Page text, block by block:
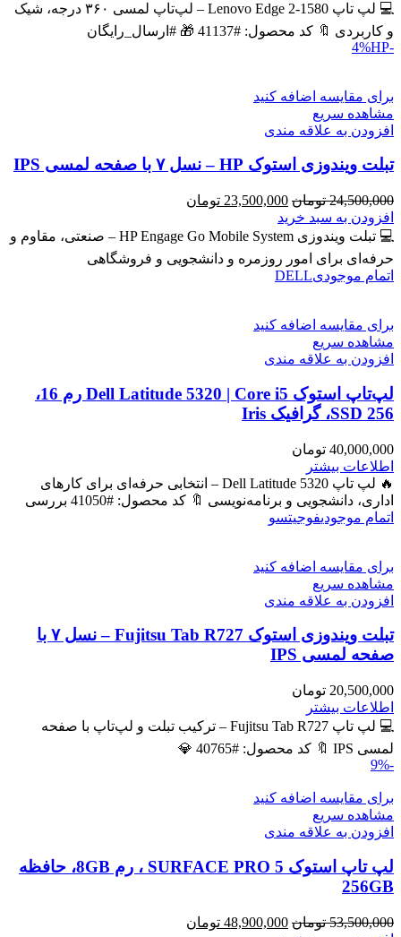
43,600,000 تومان
39,900,000 تومان
است.
💻 لپ تاپ Lenovo Edge 2-1580 – لپ‌تاپ لمسی ۳۶۰ درجه، شیک
و کاربردی 🔖 کد محصول: #41137 🎁 #ارسال_رایگان
-4%
HP
برای مقایسه اضافه کنید
مشاهده سریع
افزودن به علاقه مندی
تبلت ویندوزی استوک HP – نسل ۷ با صفحه لمسی IPS
24,500,000 تومان قیمت
اصلی
24,500,000 تومان
23,500,000 تومان
23,500,000 تومان
افزودن به سبد خرید
💻 تبلت ویندوزی HP Engage Go Mobile System – صنعتی، مقاوم و
حرفه‌ای برای امور روزمره و دانشجویی و فروشگاهی
اتمام موجودیDELL
برای مقایسه اضافه کنید
مشاهده سریع
افزودن به علاقه مندی
لپ‌تاپ استوک Dell Latitude 5320 | Core i5 رم 16،
SSD 256، گرافیک Iris
40,000,000 تومان
اطلاعات بیشتر
🔥 لپ تاپ Dell Latitude 5320 – انتخابی حرفه‌ای برای کارهای
اداری، دانشجویی و برنامه‌نویسی 🔖 کد محصول: #41050 بررسی
اتمام موجودیفوجیتسو
برای مقایسه اضافه کنید
مشاهده سریع
افزودن به علاقه مندی
تبلت ویندوزی استوک Fujitsu Tab R727 – نسل ۷ با
صفحه لمسی IPS
20,500,000 تومان
اطلاعات بیشتر
💻 لپ تاپ Fujitsu Tab R727 – ترکیب تبلت و لپ‌تاپ با صفحه
لمسی IPS 🔖 کد محصول: #40765 💎
-9%
برای مقایسه اضافه کنید
مشاهده سریع
افزودن به علاقه مندی
لپ تاپ استوک SURFACE PRO 5 ، رم 8GB، حافظه
256GB
53,500,000 تومان قیمت
48,900,000 تومان